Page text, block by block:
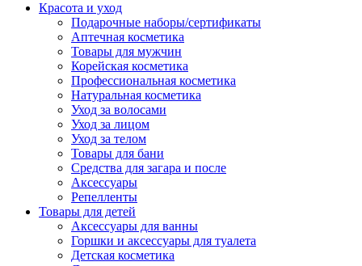
Красота и уход
Подарочные наборы/сертификаты
Аптечная косметика
Товары для мужчин
Корейская косметика
Профессиональная косметика
Натуральная косметика
Уход за волосами
Уход за лицом
Уход за телом
Товары для бани
Средства для загара и после
Аксессуары
Репелленты
Товары для детей
Аксессуары для ванны
Горшки и аксессуары для туалета
Детская косметика